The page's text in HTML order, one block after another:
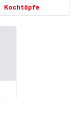
Kochtöpfe